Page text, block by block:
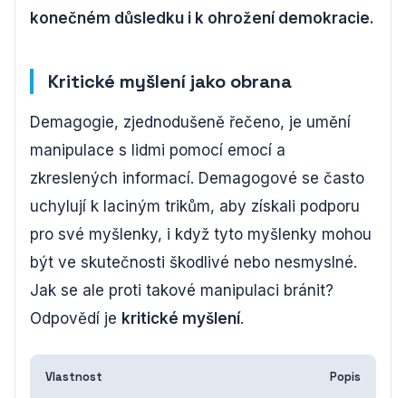
konečném důsledku i k ohrožení demokracie.
Kritické myšlení jako obrana
Demagogie, zjednodušeně řečeno, je umění
manipulace s lidmi pomocí emocí a
zkreslených informací. Demagogové se často
uchylují k laciným trikům, aby získali podporu
pro své myšlenky, i když tyto myšlenky mohou
být ve skutečnosti škodlivé nebo nesmyslné.
Jak se ale proti takové manipulaci bránit?
Odpovědí je kritické myšlení.
Vlastnost Popis